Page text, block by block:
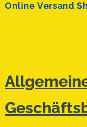
Online Versand